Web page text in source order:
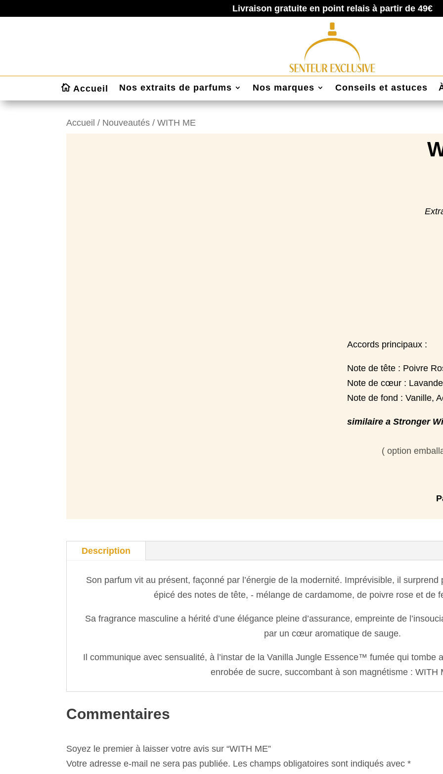
Livraison gratuite en point relais à partir de 49€
Accueil Nos extraits de parfums Nos marques Conseils et astuces
Accueil / Nouveautés / WITH ME
Accords principaux :
Note de tête : Poivre
Note de cœur :
Note de fond : Vanille,
similaire a Stronger
( option
Description
Son parfum vit au présent, façonné par l’énergie de la modernité. Imprévisible, il surprend
épicé des notes de tête, - mélange de cardamome, de poivre rose et de
Sa fragrance masculine a hérité d’une élégance pleine d’assurance, empreinte de
par un cœur aromatique de sauge.
Il communique avec sensualité, à l’instar de la Vanilla Jungle Essence™ fumée qui tombe
enrobée de sucre, succombant à son magnétisme : WITH
Commentaires
Soyez le premier à laisser votre avis sur “WITH ME”
Votre adresse e-mail ne sera pas publiée. Les champs obligatoires sont indiqués avec*